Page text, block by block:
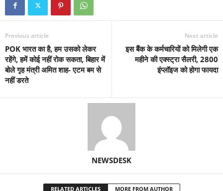
Previous article
POK भारत का है, हम उसको लेकर
रहेंगे, हमें कोई नहीं रोक सकता, बिहार में
बोले गृह मंत्री अमित शाह- एटम बम से
नहीं डरते
Next article
इस बैंक के कर्मचारियों को मिलेगी एक
महीने की एक्स्ट्रा सैलरी, 2800
इंप्लॉइज को होगा फायदा
NEWSDESK
RELATED ARTICLES MORE FROM AUTHOR